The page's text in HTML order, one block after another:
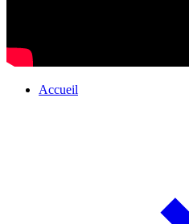
Accueil